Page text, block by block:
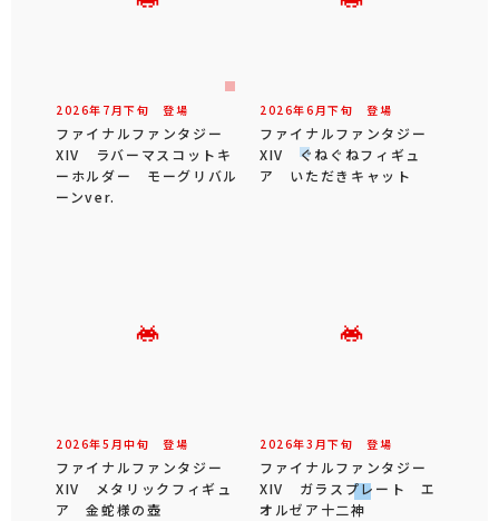
2026年 7 月下旬 登場
ファイナルファンタジー
XIV ラバーマスコットキ
ーホルダー モーグリバル
ーンver.
2026年6 月下旬 登場
ファイナルファンタジー
XIV ぐねぐねフィギュ
ア いただきキャット
2026年5 月中旬 登場
ファイナルファンタジー
XIV メタリックフィギュ
ア 金蛇様の壺
2026年3 月下旬 登場
ファイナルファンタジー
XIV ガラスプレート エ
オルゼア十二神